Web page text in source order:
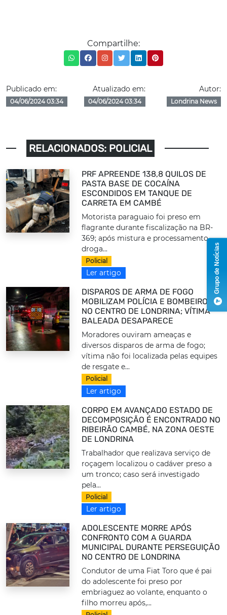
Compartilhe:
Publicado em:
04/06/2024 03:34
Atualizado em:
04/06/2024 03:34
Autor:
Londrina News
RELACIONADOS: POLICIAL
PRF APREENDE 138,8 QUILOS DE
PASTA BASE DE COCAÍNA
ESCONDIDOS EM TANQUE DE
CARRETA EM CAMBÉ
Motorista paraguaio foi preso em
flagrante durante fiscalização na BR-
369; após mistura e processamento,
droga...
Policial
Ler artigo
DISPAROS DE ARMA DE FOGO
MOBILIZAM POLÍCIA E BOMBEIROS
NO CENTRO DE LONDRINA; VÍTIMA
BALEADA DESAPARECE
Moradores ouviram ameaças e
diversos disparos de arma de fogo;
vítima não foi localizada pelas equipes
de resgate e...
Policial
Ler artigo
CORPO EM AVANÇADO ESTADO DE
DECOMPOSIÇÃO É ENCONTRADO NO
RIBEIRÃO CAMBÉ, NA ZONA OESTE
DE LONDRINA
Trabalhador que realizava serviço de
roçagem localizou o cadáver preso a
um tronco; caso será investigado
pela...
Policial
Ler artigo
ADOLESCENTE MORRE APÓS
CONFRONTO COM A GUARDA
MUNICIPAL DURANTE PERSEGUIÇÃO
NO CENTRO DE LONDRINA
Condutor de uma Fiat Toro que é pai
do adolescente foi preso por
embriaguez ao volante, enquanto o
filho morreu após,...
Grupo de Notícias